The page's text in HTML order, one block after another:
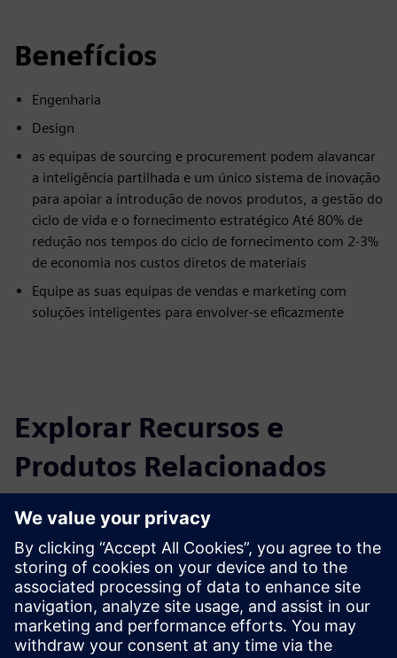
Benefícios
Engenharia
Design
as equipas de sourcing e procurement podem alavancar
a inteligência partilhada e um único sistema de inovação
para apoiar a introdução de novos produtos, a gestão do
ciclo de vida e o fornecimento estratégico Até 80% de
redução nos tempos do ciclo de fornecimento com 2-3%
de economia nos custos diretos de materiais
Equipe as suas equipas de vendas e marketing com
soluções inteligentes para envolver-se eficazmente
Explorar Recursos e
Produtos Relacionados
Informações e Recursos Adicionais
Saiba mais
Pré-requisitos
Nenhum